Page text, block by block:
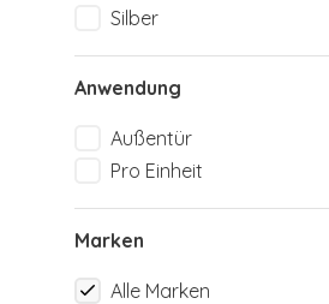
Silber
Anwendung
Außentür
Pro Einheit
Marken
Alle Marken